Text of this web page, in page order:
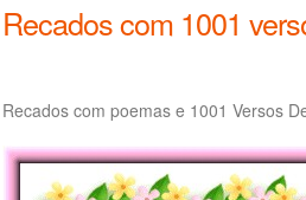
Recados com 1001
Recados com poemas e 1001 Versos